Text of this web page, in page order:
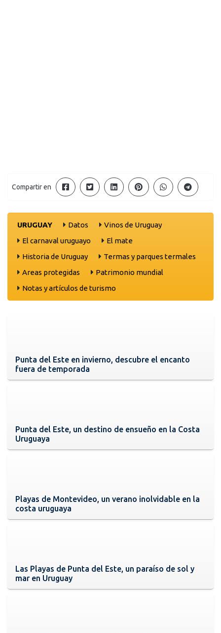
Compartir en
URUGUAY Datos
Vinos de Uruguay
El carnaval uruguayo
El mate
Historia de Uruguay
Termas y parques termales
Areas protegidas
Patrimonio mundial
Notas y artículos de turismo
Punta del Este en invierno, descubre el encanto
fuera de temporada
Punta del Este, un destino de ensueño en la Costa
Uruguaya
Playas de Montevideo, un verano inolvidable en la
costa uruguaya
Las Playas de Punta del Este, un paraíso de sol y
mar en Uruguay